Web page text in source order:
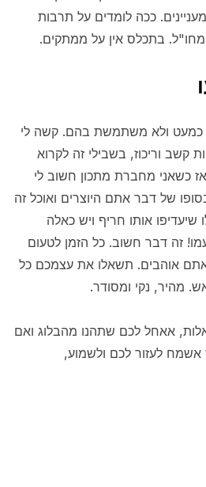
ככה לומדים על תרבות
בתכלס אין על ממתקים.
כמעט ולא משתמשת בהם. קשה לי
קשב וריכוז, בשבילי זה לקרוא
איזה 30 פעם. אז כשאני מחברת מתכון חשוב לי
של דבר אתם היוצרים ואוכל זה
שיעדיפו אותו חריף ויש כאלה
זה דבר חשוב. כל הזמן לטעום
אתם אוהבים. תשאלו את עצמכם כל
מהיר, נקי ומסודר.
אאחל לכם שתהנו מהבלוג ואם
לעזור לכם ולשמוע,